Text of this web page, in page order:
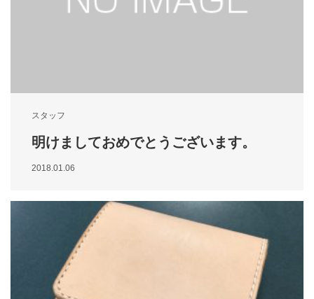
スタッフ
明けましておめでとうございます。
2018.01.06